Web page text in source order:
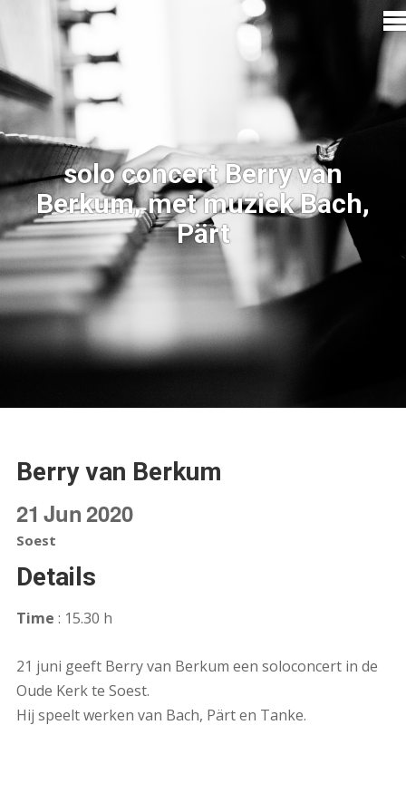
solo concert Berry van
Berkum, met muziek Bach,
Pärt
Berry van Berkum
21 Jun2020
Soest
Details
Time : 15.30 h
21 juni geeft Berry van Berkum een soloconcert in de
Oude Kerk te Soest.
Hij speelt werken van Bach, Pärt en Tanke.